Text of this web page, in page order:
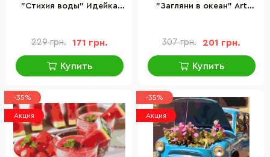
"Стихия воды" Идейка
229 грн. 171 грн.
Купить
"Загляни в океан" Art
307 грн. 201 грн.
Купить
-35%
Акция
-35%
Акция